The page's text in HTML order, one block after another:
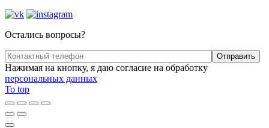
Остались вопросы?
Нажимая на кнопку, я даю согласие на обработку
персональных данных
To top